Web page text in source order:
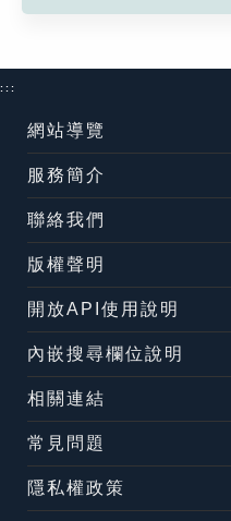
:::
網站導覽
服務簡介
聯絡我們
版權聲明
開放API使用說明
內嵌搜尋欄位說明
相關連結
常見問題
隱私權政策